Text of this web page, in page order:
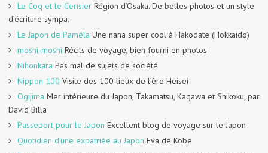
Le Coq et le Cerisier Région d’Osaka. De belles photos et un style
d’écriture sympa.
Le Japon de Paméla Une nana super cool à Hakodate (Hokkaido)
moshi-moshi Récits de voyage, bien fourni en photos
Nihonkara Pas mal de sujets de société
Nippon 100 Visite des 100 lieux de l’ère Heisei
Ogijima Mer intérieure du Japon, Takamatsu, Kagawa et Shikoku, par
David Billa
Passeport pour le Japon Excellent blog de voyage sur le Japon
Quotidien d'une expatriée au Japon Eva de Kobe